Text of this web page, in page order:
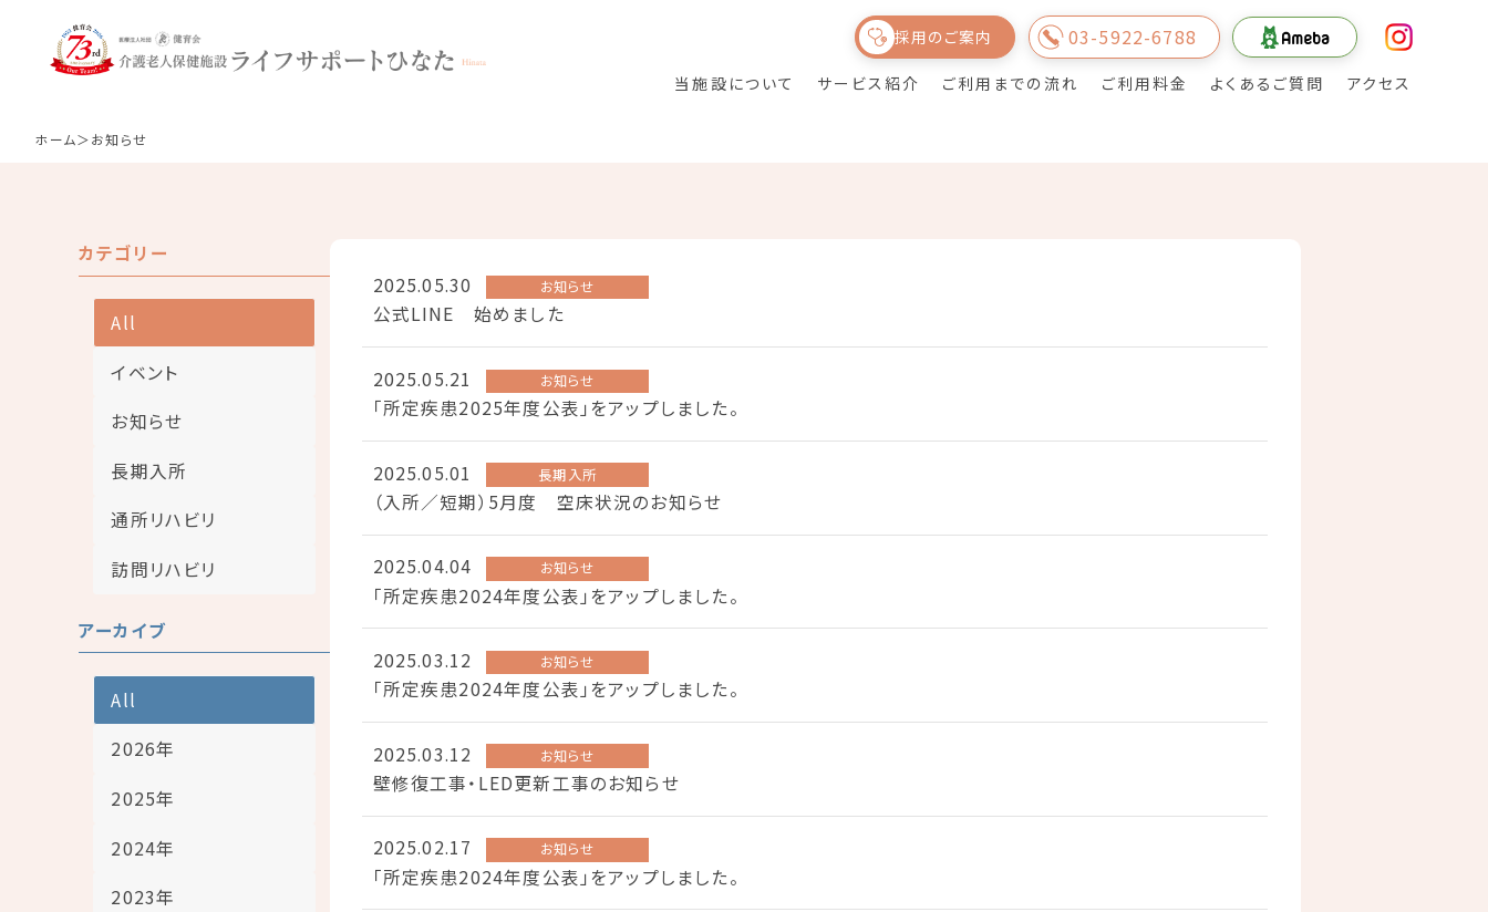
採用のご案内 03-5922-6788
当施設について サービス紹介 ご利用までの流れ ご利用料金 よくあるご質問 アクセス
お知らせ
ホーム お知らせ
カテゴリー
All
イベント
お知らせ
長期入所
通所リハビリ
訪問リハビリ
アーカイブ
All
2026年
2025年
2024年
2023年
2025.05.30
お知らせ
公式LINE 始めました
2025.05.21 お知らせ
「所定疾患2025年度公表」をアップしました。
2025.05.01 長期入所
（入所／短期）5月度 空床状況のお知らせ
2025.04.04 お知らせ
「所定疾患2024年度公表」をアップしました。
2025.03.12 お知らせ
「所定疾患2024年度公表」をアップしました。
2025.03.12 お知らせ
壁修復工事・LED更新工事のお知らせ
2025.02.17 お知らせ
「所定疾患2024年度公表」をアップしました。